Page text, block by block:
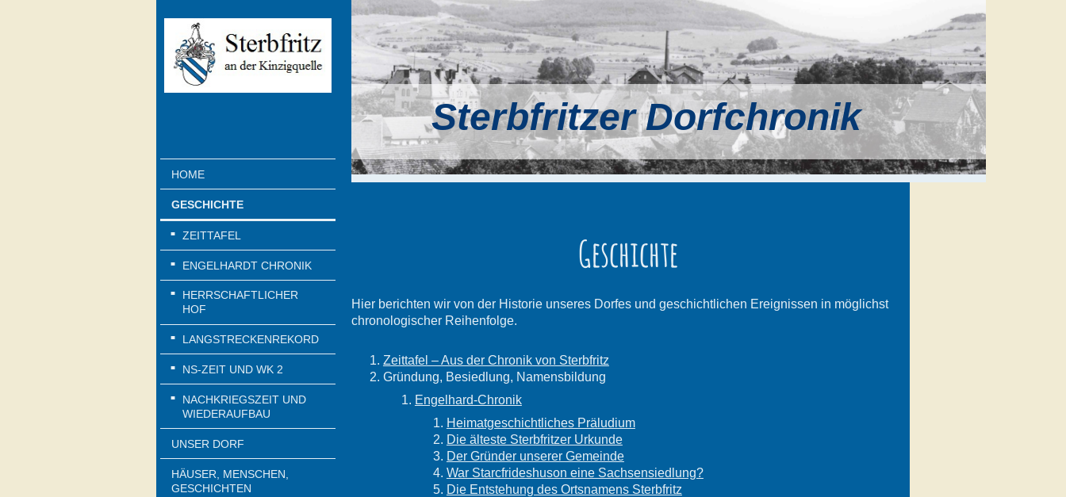
HOME
GESCHICHTE
ZEITTAFEL
ENGELHARDT CHRONIK
HERRSCHAFTLICHER
HOF
LANGSTRECKENREKORD
NS-ZEIT UND WK 2
NACHKRIEGSZEIT UND
WIEDERAUFBAU
UNSER DORF
HÄUSER, MENSCHEN,
GESCHICHTEN
Sterbfritzer Dorfchronik
Geschichte
Hier berichten wir von der Historie unseres Dorfes und geschichtlichen Ereignissen in möglichst
chronologischer Reihenfolge.
Zeittafel – Aus der Chronik von Sterbfritz
Gründung, Besiedlung, Namensbildung
Engelhard-Chronik
Heimatgeschichtliches Präludium
Die älteste Sterbfritzer Urkunde
Der Gründer unserer Gemeinde
War Starcfrideshuson eine Sachsensiedlung?
Die Entstehung des Ortsnamens Sterbfritz